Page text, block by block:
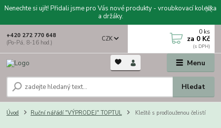
Nenechte si ujít! Přidali jsme pro Vás nové produkty - vroubkovací kolečka
a držáky.
Menu
CZK
Hledat
+420 272 770 648
(Po-Pá, 8-16 hod.)
0 ks
za 0 Kč
Úvod Ruční nářádí "VÝPRODEJ" TOPTUL Kleště s prodlouženou čelistí